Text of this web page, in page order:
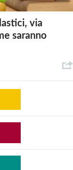
via
saranno